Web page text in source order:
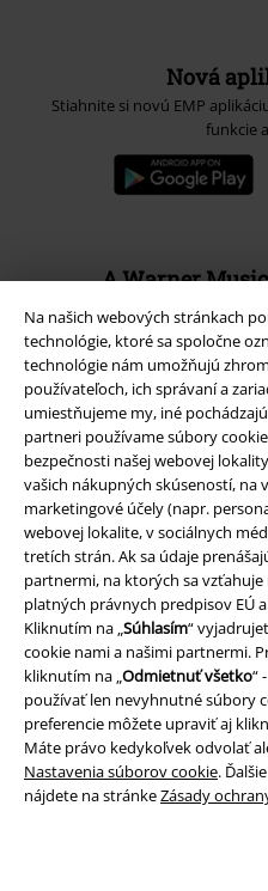
Na našich webových stránkach
technológie, ktoré sa spoločne
technológie nám umožňujú
používateľoch, ich správaní a
umiestňujeme my, iné
partneri používame súbory
bezpečnosti našej webovej
vašich nákupných skúseností, na
marketingové účely (napr.
webovej lokalite, v sociálnych
tretích strán. Ak sa údaje
partnermi, na ktorých sa
platných právnych predpisov EÚ
Kliknutím na „Súhlasím“
cookie nami a našimi partnermi.
kliknutím na „Odmietnuť všetko“
používať len nevyhnutné súbory
preferencie môžete upraviť aj
Máte právo kedykoľvek odvolať
Nastavenia súborov cookie.
nájdete na stránkeZásady
Nová
Stiahnite si novú EMP
funkcie
A Warner
Právne informácie
Podmienky
Imprint
Ochrana osobných údajov